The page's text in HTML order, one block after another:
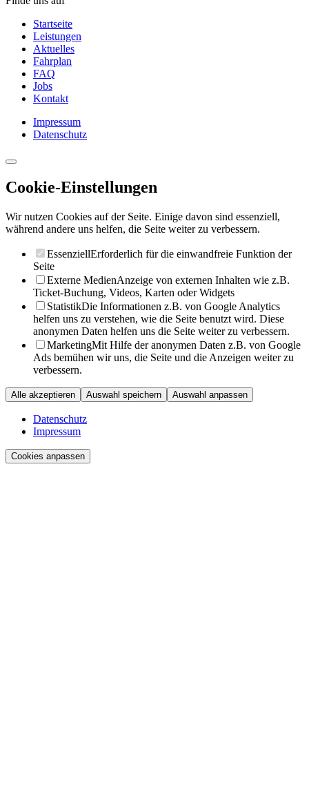
Startseite
Leistungen
Aktuelles
Fahrplan
FAQ
Jobs
Kontakt
Impressum
Datenschutz
Cookie-Einstellungen
Wir nutzen Cookies auf der Seite. Einige davon sind essenziell,
während andere uns helfen, die Seite weiter zu verbessern.
EssenziellErforderlich für die einwandfreie Funktion der
Seite
Externe MedienAnzeige von externen Inhalten wie z.B.
Ticket-Buchung, Videos, Karten oder Widgets
StatistikDie Informationen z.B. von Google Analytics
helfen uns zu verstehen, wie die Seite benutzt wird. Diese
anonymen Daten helfen uns die Seite weiter zu verbessern.
MarketingMit Hilfe der anonymen Daten z.B. von Google
Ads bemühen wir uns, die Seite und die Anzeigen weiter zu
verbessern.
Alle akzeptieren Auswahl speichern Auswahl anpassen
Datenschutz
Impressum
Cookies anpassen